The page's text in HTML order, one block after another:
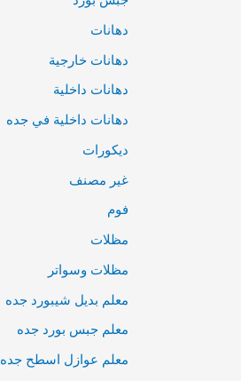
دهانات
دهانات خارجية
دهانات داخلية
دهانات داخلية في جده
ديكورات
غير مصنف
فوم
مظلات
مظلات وسواتر
معلم بديل شيبورد جده
معلم جبس بورد جده
معلم عوازل اسطح جده